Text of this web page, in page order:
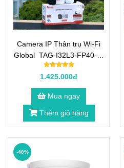
Camera IP Thân trụ Wi-Fi
Global TAG-I32L3-FP40-W
2.0 Megapixel
1.425.000đ
Mua ngay
Thêm giỏ hàng
-40%